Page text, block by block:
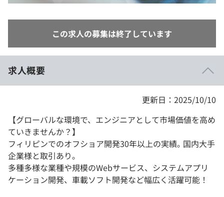
学校向けプラン
この求人の募集は終了しています
求人概要
更新日：2025/10/10
【グローバルな環境で、エンジニアとして市場価値を高め
ていきませんか？】
フィリピンでのオフショア開発30年以上の実績｡ 国内大手
企業様と取引あり｡
多種多様な業種や規模のWebサービス、システムアプリ
ケーション開発、車載ソフト開発など幅広く活躍可能！